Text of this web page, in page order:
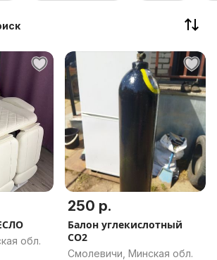
обл.
250 р.
Балон углекислотный
СО2
Смолевичи, Минская обл.